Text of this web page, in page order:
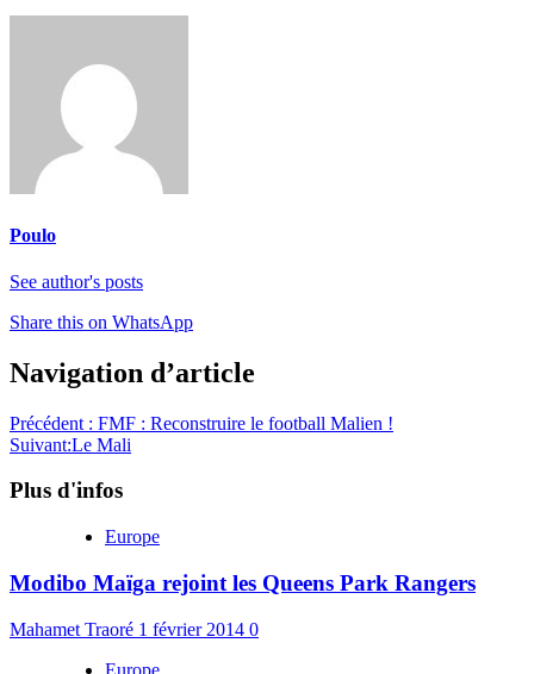
Poulo
See author's posts
Share this on WhatsApp
Navigation d’article
Précédent : FMF : Reconstruire le football Malien !
Suivant:Le Mali
Plus d'infos
Europe
Modibo Maïga rejoint les Queens Park Rangers
Mahamet Traoré 1 février 2014 0
Europe